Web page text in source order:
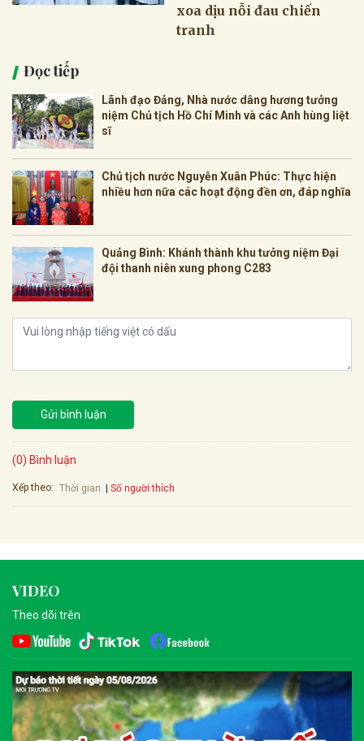
xoa dịu nỗi đau chiến
tranh
Đọc tiếp
Lãnh đạo Đảng, Nhà nước dâng hương tưởng
niệm Chủ tịch Hồ Chí Minh và các Anh hùng liệt
sĩ
Chủ tịch nước Nguyễn Xuân Phúc: Thực hiện
nhiều hơn nữa các hoạt động đền ơn, đáp nghĩa
Quảng Bình: Khánh thành khu tưởng niệm Đại
đội thanh niên xung phong C283
Gửi bình luận
(0) Bình luận
Xếp theo: Thời gian Số người thích
VIDEO
Theo dõi trên